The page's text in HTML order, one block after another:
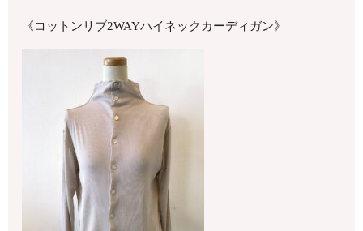
《コットンリブ2WAYハイネックカーディガン》